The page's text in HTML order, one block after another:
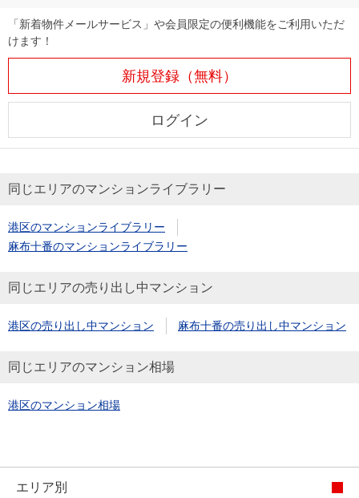
「新着物件メールサービス」や会員限定の便利機能をご利用いただ
けます！
新規登録（無料）
ログイン
同じエリアのマンションライブラリー
港区のマンションライブラリー
麻布十番のマンションライブラリー
同じエリアの売り出し中マンション
港区の売り出し中マンション 麻布十番の売り出し中マンション
同じエリアのマンション相場
港区のマンション相場
エリア別